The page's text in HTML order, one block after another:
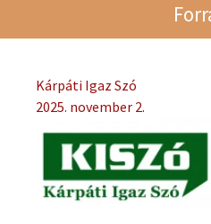
Kárpáti Igaz Szó
2025. november 2.